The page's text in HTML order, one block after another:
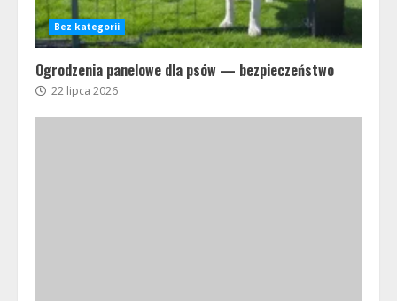
Bez kategorii
Ogrodzenia panelowe dla psów — bezpieczeństwo
22 lipca 2026